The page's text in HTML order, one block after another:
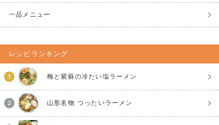
一品メニュー
レシピランキング
梅と紫蘇の冷たい塩ラーメン
山形名物 つったいラーメン